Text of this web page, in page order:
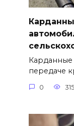
Карданные
передаче
0 315